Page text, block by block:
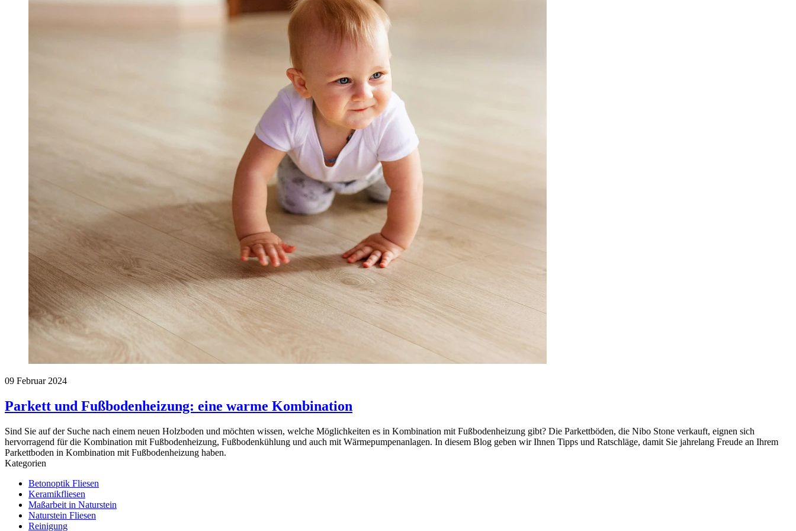
09 Februar 2024
Parkett und Fußbodenheizung: eine warme Kombination
Sind Sie auf der Suche nach einem neuen Holzboden und möchten wissen, welche Möglichkeiten es in Kombination mit Fußbodenheizung gibt? Die Parkettböden, die Nibo Stone verkauft, eignen sich
hervorragend für die Kombination mit Fußbodenheizung, Fußbodenkühlung und auch mit Wärmepumpenanlagen. In diesem Blog geben wir Ihnen Tipps und Ratschläge, damit Sie jahrelang Freude an Ihrem
Parkettboden in Kombination mit Fußbodenheizung haben.
Kategorien
Betonoptik Fliesen
Keramikfliesen
Maßarbeit in Naturstein
Naturstein Fliesen
Reinigung